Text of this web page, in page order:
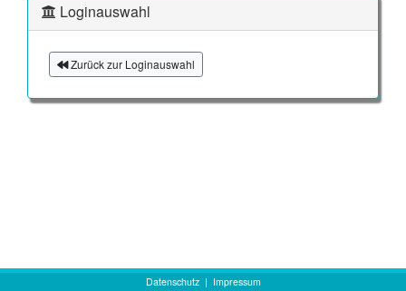
Loginauswahl
Zurück zur Loginauswahl
Datenschutz| Impressum